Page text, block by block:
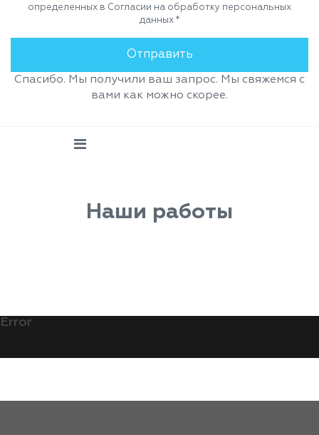
определенных в Согласии на обработку персональных
данных *
Спасибо. Мы получили ваш запрос. Мы свяжемся с
вами как можно скорее.
Наши работы
Error